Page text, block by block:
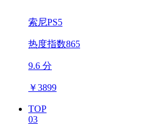
索尼PS5
热度指数865
9.6 分
￥3899
TOP
03